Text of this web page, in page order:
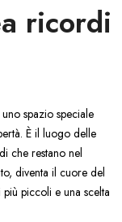
ricordi
spazio speciale
È il luogo delle
che restano nel
diventa il cuore del
piccoli e una scelta